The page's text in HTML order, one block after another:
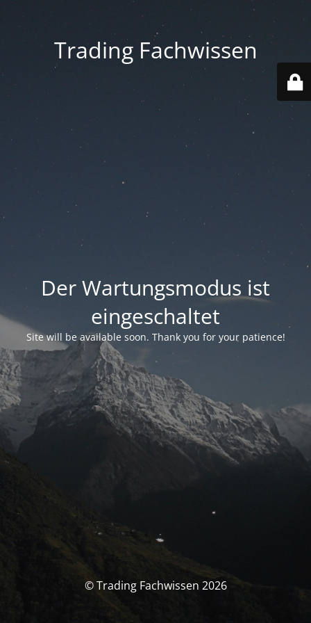
Trading Fachwissen
Der Wartungsmodus ist
eingeschaltet
Site will be available soon. Thank you for your patience!
© Trading Fachwissen 2026